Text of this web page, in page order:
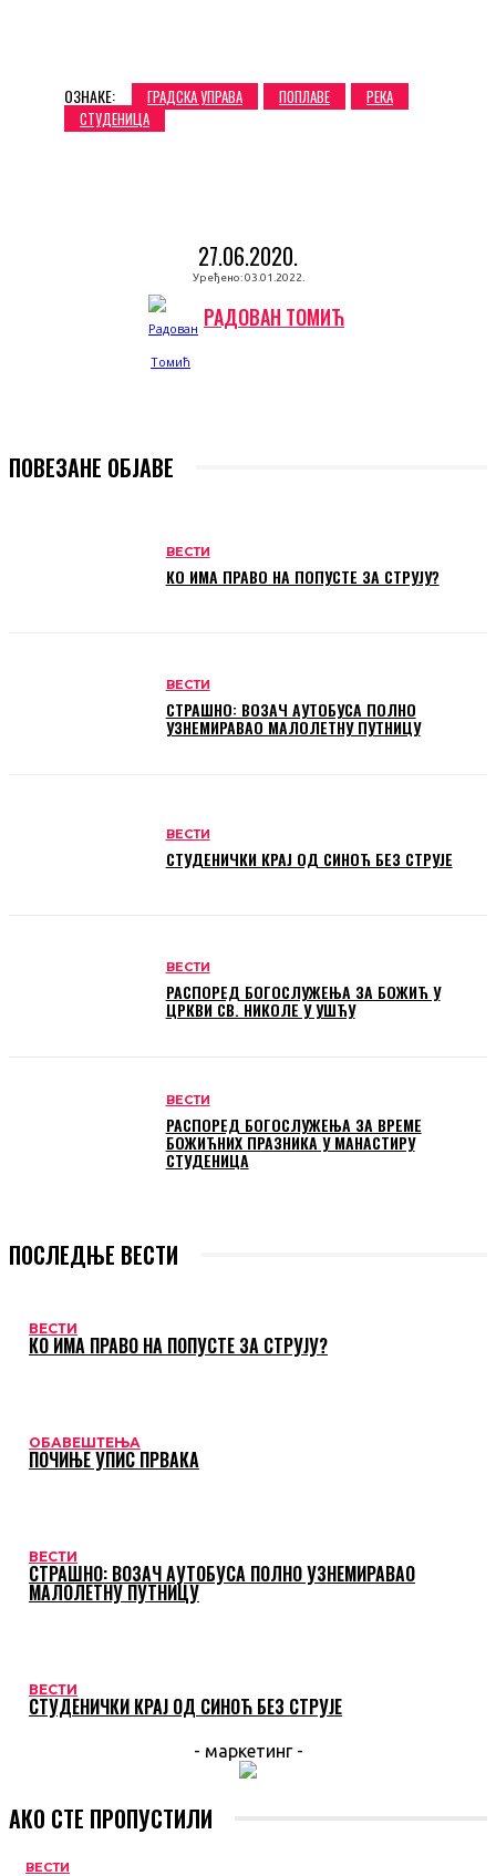
ОЗНАКЕ: ГРАДСКА УПРАВА ПОПЛАВЕ
РЕКА
СТУДЕНИЦА
27.06.2020.
Уређено: 03.01.2022.
РАДОВАН ТОМИЋ
ПОВЕЗАНЕ ОБЈАВЕ
ВЕСТИ
КО ИМА ПРАВО НА ПОПУСТЕ ЗА СТРУЈУ?
ВЕСТИ
СТРАШНО: ВОЗАЧ АУТОБУСА ПОЛНО
УЗНЕМИРАВАО МАЛОЛЕТНУ ПУТНИЦУ
ВЕСТИ
СТУДЕНИЧКИ КРАЈ ОД СИНОЋ БЕЗ СТРУЈЕ
ВЕСТИ
РАСПОРЕД БОГОСЛУЖЕЊА ЗА БОЖИЋ У
ЦРКВИ СВ. НИКОЛЕ У УШЋУ
ВЕСТИ
РАСПОРЕД БОГОСЛУЖЕЊА ЗА ВРЕМЕ
БОЖИЋНИХ ПРАЗНИКА У МАНАСТИРУ
СТУДЕНИЦА
ПОСЛЕДЊЕ ВЕСТИ
ВЕСТИ
КО ИМА ПРАВО НА ПОПУСТЕ ЗА СТРУЈУ?
ОБАВЕШТЕЊА
ПОЧИЊЕ УПИС ПРВАКА
ВЕСТИ
СТРАШНО: ВОЗАЧ АУТОБУСА ПОЛНО УЗНЕМИРАВАО
МАЛОЛЕТНУ ПУТНИЦУ
ВЕСТИ
СТУДЕНИЧКИ КРАЈ ОД СИНОЋ БЕЗ СТРУЈЕ
- маркетинг -
АКО СТЕ ПРОПУСТИЛИ
ВЕСТИ